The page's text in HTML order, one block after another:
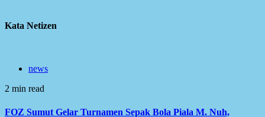
Kata Netizen
news
2 min read
FOZ Sumut Gelar Turnamen Sepak Bola Piala M. Nuh,